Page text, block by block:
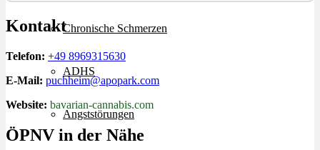
Chronische Schmerzen
ADHS
Angststörungen
Kontakt
Telefon: +49 8969315630
E-Mail: puchheim@apopark.com
Website: bavarian-cannabis.com
ÖPNV in der Nähe